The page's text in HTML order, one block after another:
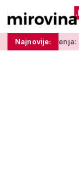
Najnovije:
Druženje,